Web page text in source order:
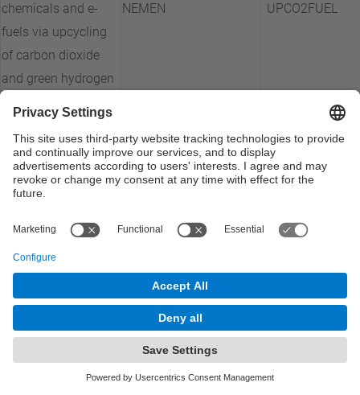
chemicals and e-
fuels via upcycling
of carbon dioxide
and green hydrogen
NEMEN UPCO2FUEL
4D Printing of
Bioresorbable and
Memory Polymeric
Stents
Escalat del mínim
solució compacta
de generació
MNT-Solar